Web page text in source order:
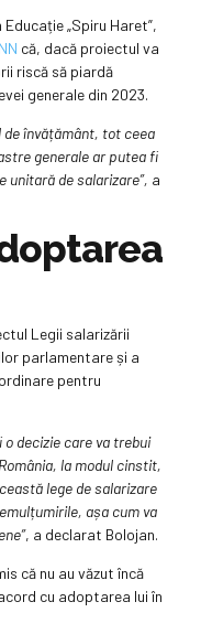
„Spiru Haret”,
că, dacă proiectul va
riscă să piardă
generale din 2023.
învățământ, tot ceea
generale ar putea fi
unitară de salarizare”, a
Legii salarizării
parlamentare și a
pentru
o decizie care va trebui
la modul cinstit,
lege de salarizare
așa cum va
, a declarat Bolojan.
că nu au văzut încă
cu adoptarea lui în